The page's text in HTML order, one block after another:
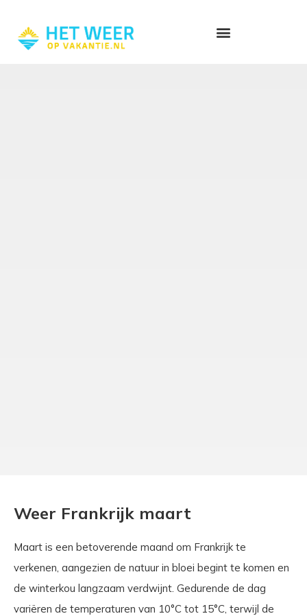
Weer Frankrijk maart
Maart is een betoverende maand om Frankrijk te
verkenen, aangezien de natuur in bloei begint te komen en
de winterkou langzaam verdwijnt. Gedurende de dag
variëren de temperaturen van 10°C tot 15°C, terwijl de